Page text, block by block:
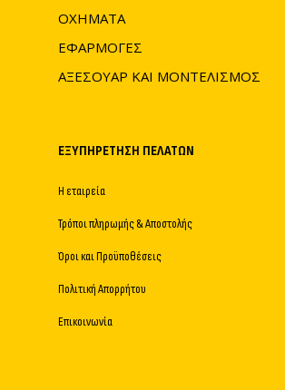
ΟΧΗΜΑΤΑ
ΕΦΑΡΜΟΓΕΣ
ΑΞΕΣΟΥΑΡ ΚΑΙ ΜΟΝΤΕΛΙΣΜΟΣ
ΕΞΥΠΗΡΈΤΗΣΗ ΠΕΛΑΤΏΝ
Η εταιρεία
Τρόποι πληρωμής & Αποστολής
Όροι και Προϋποθέσεις
Πολιτική Απορρήτου
Επικοινωνία